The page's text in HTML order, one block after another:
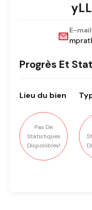
E-mail
Progrès Et
Lieu du bien
Pas De
Statistiques
Disponibles!